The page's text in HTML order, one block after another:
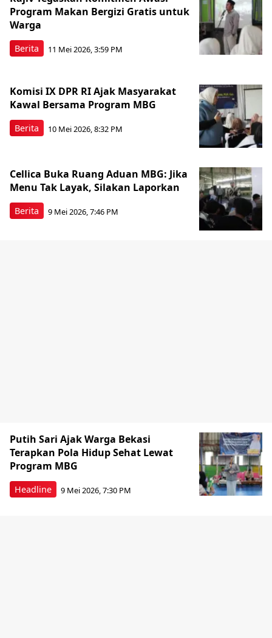
Berita
Program Makan Bergizi Gratis untuk
Warga
11 Mei 2026, 3:59 PM
Berita
Komisi IX DPR RI Ajak Masyarakat
Kawal Bersama Program MBG
10 Mei 2026, 8:32 PM
Berita
Cellica Buka Ruang Aduan MBG: Jika
Menu Tak Layak, Silakan Laporkan
9 Mei 2026, 7:46 PM
Headline
Putih Sari Ajak Warga Bekasi
Terapkan Pola Hidup Sehat Lewat
Program MBG
9 Mei 2026, 7:30 PM